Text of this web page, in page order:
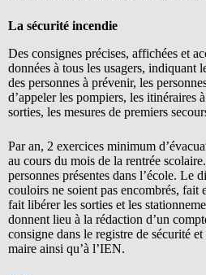
La sécurité incendie
Des consignes précises, affichées et
données à tous les usagers, indiquant
des personnes à prévenir, les
d’appeler les pompiers, les itinéraires
sorties, les mesures de premiers
Par an, 2 exercices minimum
au cours du mois de la rentrée
personnes présentes dans l’école. Le
couloirs ne soient pas encombrés, fait
fait libérer les sorties et les
donnent lieu à la rédaction d’un
consigne dans le registre de sécurité
maire ainsi qu’à l’IEN.